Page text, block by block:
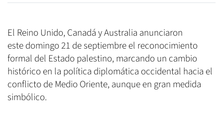
El Reino Unido, Canadá y Australia anunciaron
este domingo 21 de septiembre el reconocimiento
formal del Estado palestino, marcando un cambio
histórico en la política diplomática occidental hacia el
conflicto de Medio Oriente, aunque en gran medida
simbólico.